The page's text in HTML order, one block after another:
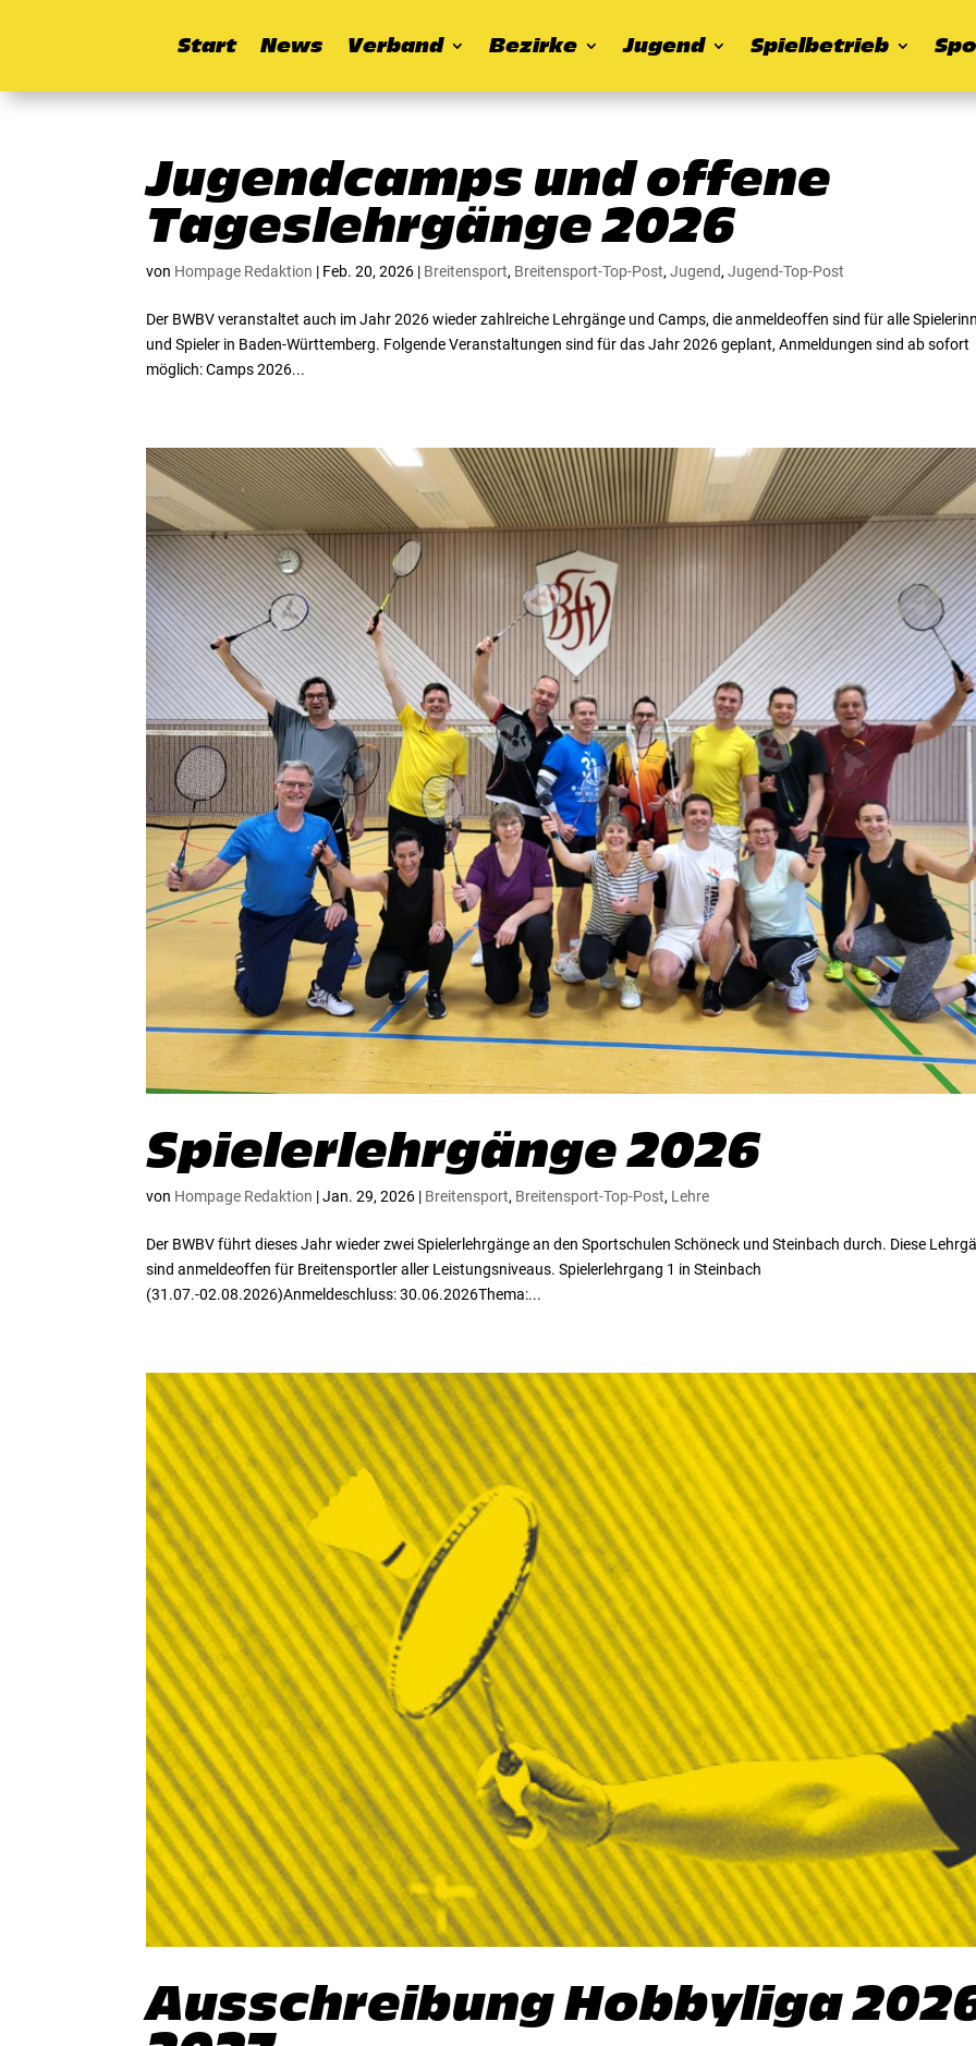
Start News Verband Bezirke Jugend Spielbetrieb
Jugendcamps und offene
Tageslehrgänge 2026
von Hompage Redaktion | Feb. 20, 2026 | Breitensport, Breitensport-Top-Post,Jugend,Jugend-Top-Post
Der BWBV veranstaltet auch im Jahr 2026 wieder zahlreiche Lehrgänge und Camps, die anmeldeoffen sind für alle
und Spieler in Baden-Württemberg. Folgende Veranstaltungen sind für das Jahr 2026 geplant, Anmeldungen sind ab sofort
möglich: Camps 2026...
Spielerlehrgänge 2026
von Hompage Redaktion |Jan. 29, 2026 | Breitensport, Breitensport-Top-Post, Lehre
Der BWBV führt dieses Jahr wieder zwei Spielerlehrgänge an den Sportschulen Schöneck und Steinbach durch. Diese
sind anmeldeoffen für Breitensportler aller Leistungsniveaus. Spielerlehrgang 1 in Steinbach
(31.07.-02.08.2026)Anmeldeschluss: 30.06.2026Thema:...
Ausschreibung Hobbyliga